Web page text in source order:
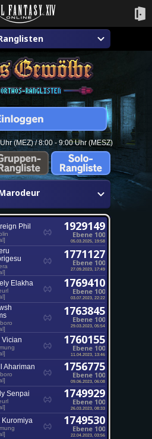
(MEZ) / 8:00 - 9:00 Uhr (MESZ)
Phil 1929149
Ebene 100
05.03.2025, 19:58
1771127
Ebene 100
27.09.2023, 17:49
Elakha 1769410
Ebene 100
03.07.2023, 22:22
1763845
Ebene 100
29.03.2023, 05:54
Vician 1760155
Ebene 100
11.04.2023, 13:46
Ahariman 1756775
Ebene 100
09.06.2023, 06:08
Senpai 1749929
Ebene 100
26.03.2023, 08:33
Kuromiya 1749530
Ebene 100
22.04.2023, 03:56